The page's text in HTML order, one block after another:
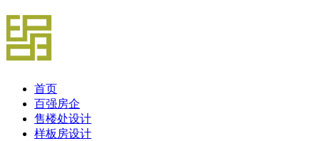
首页
百强房企
售楼处设计
样板房设计